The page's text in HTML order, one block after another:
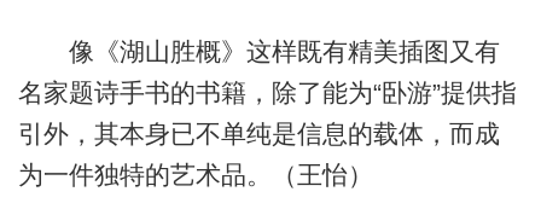
像《湖山胜概》这样既有精美插图又有
名家题诗手书的书籍，除了能为“卧游”提供指
引外，其本身已不单纯是信息的载体，而成
为一件独特的艺术品。（王怡）